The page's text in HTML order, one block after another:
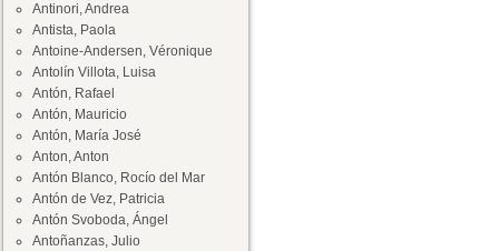
Antinori, Andrea
Antista, Paola
Antoine-Andersen, Véronique
Antolín Villota, Luisa
Antón, Rafael
Antón, Mauricio
Antón, María José
Anton, Anton
Antón Blanco, Rocío del Mar
Antón de Vez, Patricia
Antón Svoboda, Ángel
Antoñanzas, Julio